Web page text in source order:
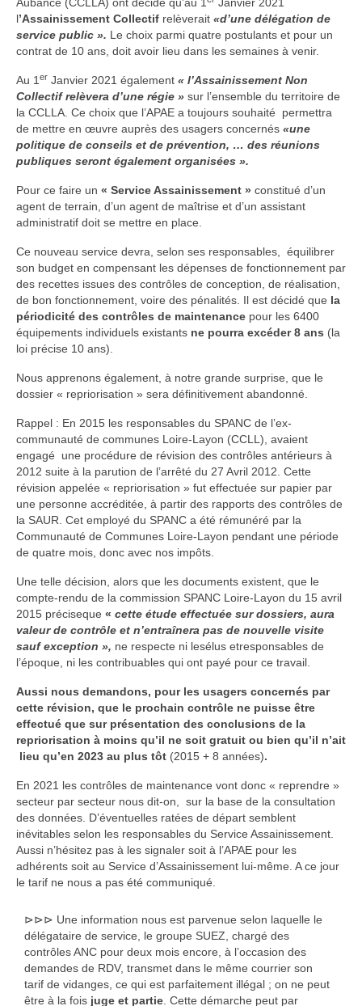
Les différentes solutions de traitement
La phytoépuration
Les microstations
Les filtres compacts
Informations conseils
Guide d’information sur les ANC
Les contrôles du SPANC et réhabilitations
Procédures contrôles
Je veux refaire mon assainissement
démarches et conseils
Liste des bureaux d’études
Liste des installateurs
Aides au financement
Le SPANC
Dernières dispositions au niveau de la CCLLA
au 15 Octobre 2020
La gestion des déchets
Textes de loi tris des déchets
Redevance incitative : Informations
l’Assainissement Collectif relèverait «d’une délégation de
service public ». Le choix parmi quatre postulants et pour un
contrat de 10 ans, doit avoir lieu dans les semaines à venir.
Au 1 er Janvier 2021 également « l’Assainissement Non
Collectif relèvera d’une régie » sur l’ensemble du territoire de
la CCLLA. Ce choix que l’APAE a toujours souhaité permettra
de mettre en œuvre auprès des usagers concernés «une
politique de conseils et de prévention, … des réunions
publiques seront également organisées ».
Pour ce faire un « Service Assainissement » constitué d’un
agent de terrain, d’un agent de maîtrise et d’un assistant
administratif doit se mettre en place.
Ce nouveau service devra, selon ses responsables, équilibrer
son budget en compensant les dépenses de fonctionnement par
des recettes issues des contrôles de conception, de réalisation,
de bon fonctionnement, voire des pénalités. Il est décidé que la
périodicité des contrôles de maintenance pour les 6400
équipements individuels existants ne pourra excéder 8 ans (la
loi précise 10 ans).
Nous apprenons également, à notre grande surprise, que le
dossier « repriorisation » sera définitivement abandonné.
Rappel : En 2015 les responsables du SPANC de l’ex-
communauté de communes Loire-Layon (CCLL), avaient
engagé une procédure de révision des contrôles antérieurs à
2012 suite à la parution de l’arrêté du 27 Avril 2012. Cette
révision appelée « repriorisation » fut effectuée sur papier par
une personne accréditée, à partir des rapports des contrôles de
la SAUR. Cet employé du SPANC a été rémunéré par la
Communauté de Communes Loire-Layon pendant une période
de quatre mois, donc avec nos impôts.
Une telle décision, alors que les documents existent, que le
compte-rendu de la commission SPANC Loire-Layon du 15 avril
2015 préciseque « cette étude effectuée sur dossiers, aura
valeur de contrôle et n’entraînera pas de nouvelle visite
sauf exception », ne respecte ni lesélus etresponsables de
l’époque, ni les contribuables qui ont payé pour ce travail.
Aussi nous demandons, pour les usagers concernés par
cette révision, que le prochain contrôle ne puisse être
effectué que sur présentation des conclusions de la
repriorisation à moins qu’il ne soit gratuit ou bien qu’il n’ait
lieu qu’en 2023 au plus tôt (2015 + 8 années).
En 2021 les contrôles de maintenance vont donc « reprendre »
secteur par secteur nous dit-on, sur la base de la consultation
des données. D’éventuelles ratées de départ semblent
inévitables selon les responsables du Service Assainissement.
Aussi n’hésitez pas à les signaler soit à l’APAE pour les
adhérents soit au Service d’Assainissement lui-même. A ce jour
le tarif ne nous a pas été communiqué.
⊳⊳⊳ Une information nous est parvenue selon laquelle le
délégataire de service, le groupe SUEZ, chargé des
contrôles ANC pour deux mois encore, à l’occasion des
demandes de RDV, transmet dans le même courrier son
tarif de vidanges, ce qui est parfaitement illégal ; on ne peut
être à la fois juge et partie . Cette démarche peut par